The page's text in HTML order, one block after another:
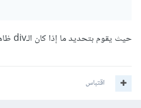
حيث يقوم بتحديد ما إذا كان الـdiv ظاهر أم مخفي
اقتباس